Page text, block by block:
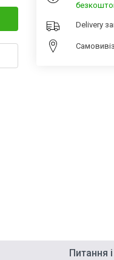
Delivery
Cамовивіз
Питання